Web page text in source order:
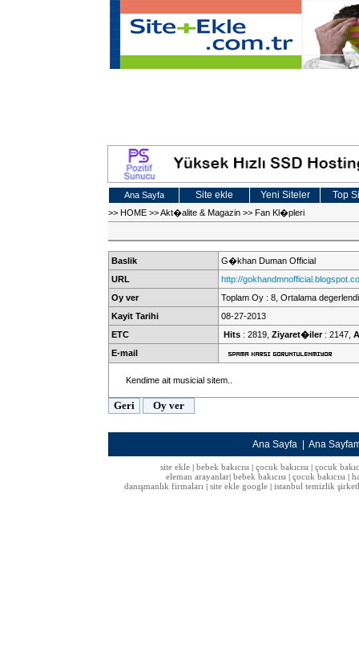
Ana Sayfa Site ekle Yeni Siteler Top
>> HOME >>Akt�alite & Magazin >> Fan Kl�pleri
Baslik
G�khan Duman Official
URL
http://
Oy ver
Toplam Oy : 8, Ortalama
Kayit Tarihi
08-27-2013
ETC
Hits : 2819, Ziyaret�iler: 2147,
E-mail
Kendime ait musicial sitem..
Ana Sayfa Ana
site ekle| bebek bakıcısı| çocuk bakıcısı| çocuk
eleman arayanlar bebek bakıcısı çocuk bakıcısı
danışmanlık firmaları
site ekle google istanbul temizlik